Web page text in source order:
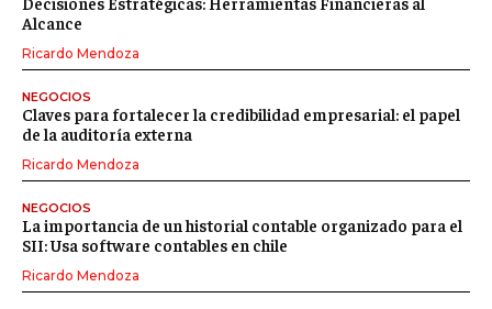
Alcance
Ricardo Mendoza
NEGOCIOS
Claves para fortalecer la credibilidad empresarial: el papel
de la auditoría externa
Ricardo Mendoza
NEGOCIOS
La importancia de un historial contable organizado para el
SII: Usa software contables en chile
Ricardo Mendoza